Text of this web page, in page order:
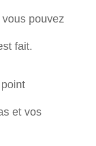
vous pouvez
fait.
et vos